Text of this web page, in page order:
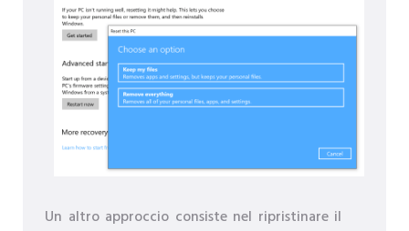
Un altro approccio consiste nel ripristinare il